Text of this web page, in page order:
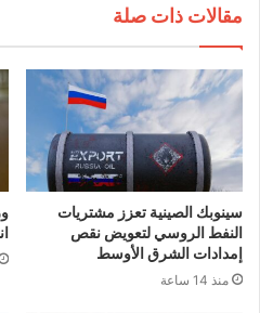
مقالات ذات صلة
سينوبك الصينية تعزز مشتريات
النفط الروسي لتعويض نقص
إمدادات الشرق الأوسط
منذ 14 ساعة